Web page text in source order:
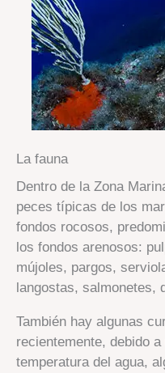
La fauna
Dentro de la Zona
peces típicas de los
fondos rocosos,
los fondos arenosos:
mújoles, pargos,
langostas, salmonetes,
También hay algunas
recientemente, debido
temperatura del agua,